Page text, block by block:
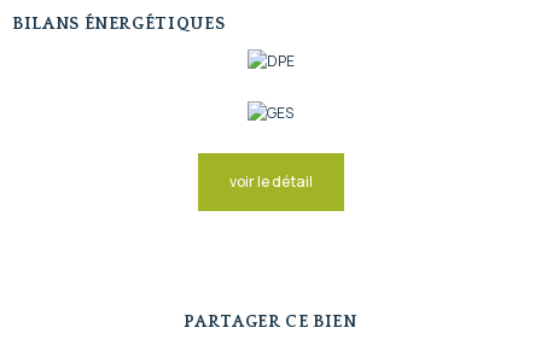
BILANS ÉNERGÉTIQUES
voir le détail
PARTAGER CE BIEN